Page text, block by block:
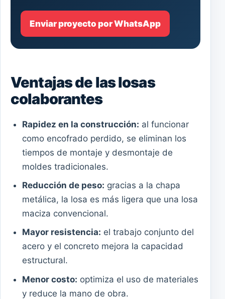
Enviar proyecto por WhatsApp
Ventajas de las losas
colaborantes
Rapidez en la construcción: al funcionar
como encofrado perdido, se eliminan los
tiempos de montaje y desmontaje de
moldes tradicionales.
Reducción de peso: gracias a la chapa
metálica, la losa es más ligera que una losa
maciza convencional.
Mayor resistencia: el trabajo conjunto del
acero y el concreto mejora la capacidad
estructural.
Menor costo: optimiza el uso de materiales
y reduce la mano de obra.